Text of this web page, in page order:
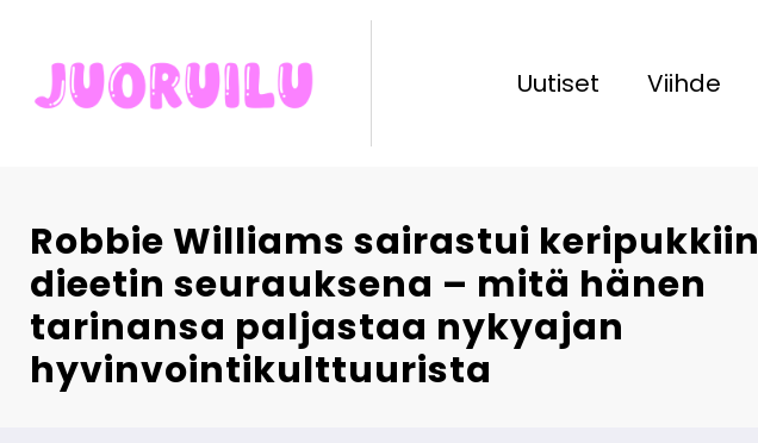
content
Uutiset Viihde
Robbie Williams sairastui keripukkiin
dieetin seurauksena – mitä hänen
tarinansa paljastaa nykyajan
hyvinvointikulttuurista